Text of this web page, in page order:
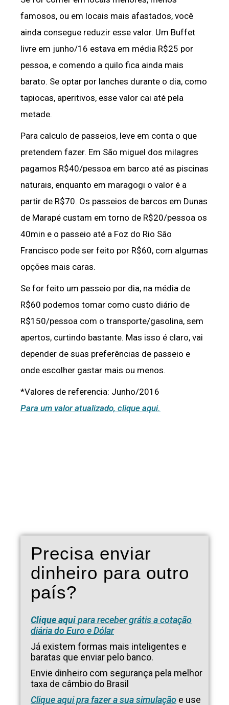
famosos, ou em locais mais afastados, você
ainda consegue reduzir esse valor. Um Buffet
livre em junho/16 estava em média R$25 por
pessoa, e comendo a quilo fica ainda mais
barato. Se optar por lanches durante o dia, como
tapiocas, aperitivos, esse valor cai até pela
metade.
Para calculo de passeios, leve em conta o que
pretendem fazer. Em São miguel dos milagres
pagamos R$40/pessoa em barco até as piscinas
naturais, enquanto em maragogi o valor é a
partir de R$70. Os passeios de barcos em Dunas
de Marapé custam em torno de R$20/pessoa os
40min e o passeio até a Foz do Rio São
Francisco pode ser feito por R$60, com algumas
opções mais caras.
Se for feito um passeio por dia, na média de
R$60 podemos tomar como custo diário de
R$150/pessoa com o transporte/gasolina, sem
apertos, curtindo bastante. Mas isso é claro, vai
depender de suas preferências de passeio e
onde escolher gastar mais ou menos.
*Valores de referencia: Junho/2016
Para um valor atualizado, clique aqui.
Precisa enviar
dinheiro para outro
país?
Clique aquipara receber grátis a cotação
diária do Euro e Dólar
Já existem formas mais inteligentes e
baratas que enviar pelo banco.
Envie dinheiro com segurança pela melhor
taxa de câmbio do Brasil
Clique aqui pra fazer a sua simulação e use